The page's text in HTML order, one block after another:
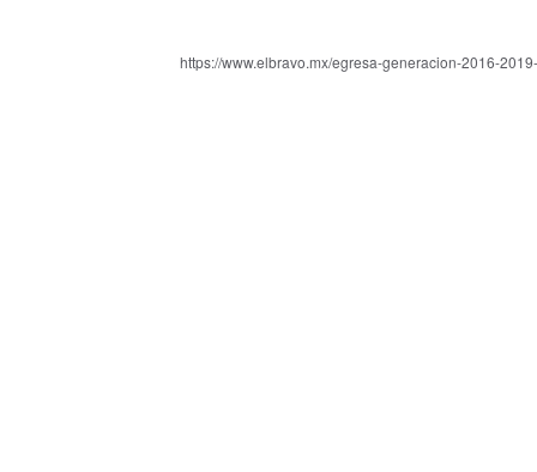
https://www.elbravo.mx/egresa-generacion-2016-